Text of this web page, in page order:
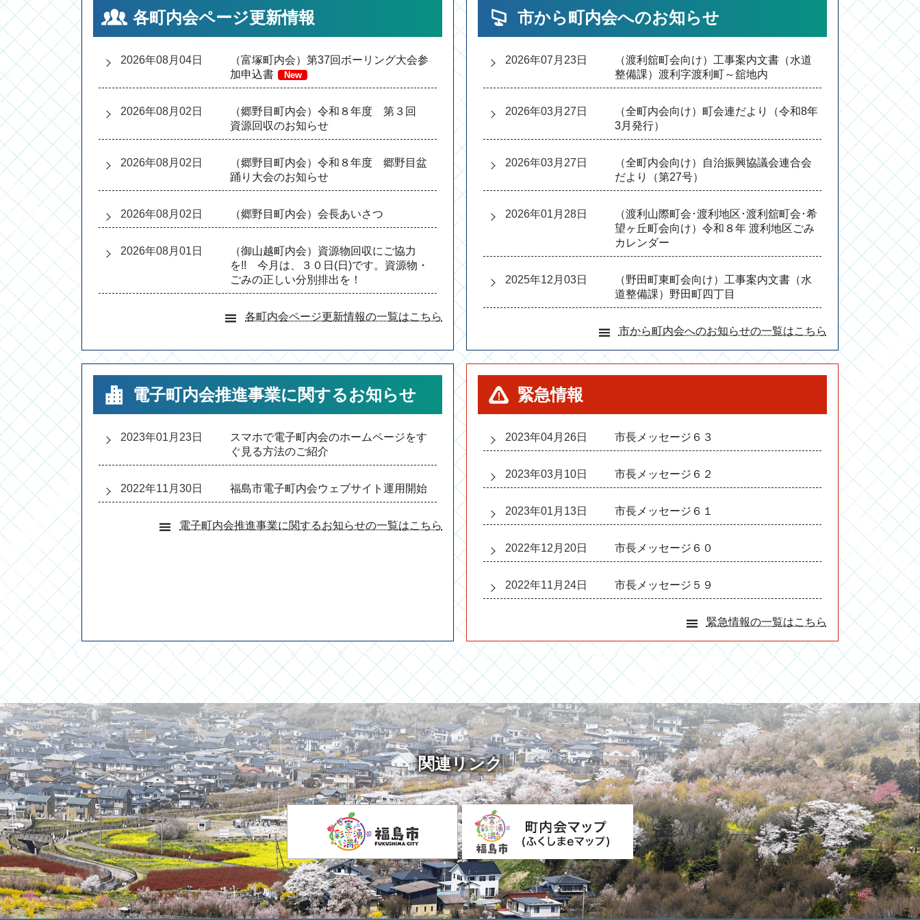
各町内会ページ更新情報
2026年08月04日
（富塚町内会）第37回ボーリング大会参
加申込書
New
2026年08月02日
（郷野目町内会）令和８年度 第３回
資源回収のお知らせ
2026年08月02日
（郷野目町内会）令和８年度 郷野目盆
踊り大会のお知らせ
2026年08月02日 （郷野目町内会）会長あいさつ
2026年08月01日
（御山越町内会）資源物回収にご協力
を!! 今月は、３０日(日)です。資源物・
ごみの正しい分別排出を！
各町内会ページ更新情報の一覧はこちら
市から町内会へのお知らせ
2026年07月23日 （渡利舘町会向け）工事案内文書（水道
整備課）渡利字渡利町～舘地内
2026年03月27日 （全町内会向け）町会連だより（令和8年
3月発行）
2026年03月27日 （全町内会向け）自治振興協議会連合会
だより（第27号）
2026年01月28日 （渡利山際町会 ･渡利地区 ･渡利舘町会 ･希
望ヶ丘町会向け）令和８年 渡利地区ごみ
カレンダー
2025年12月03日 （野田町東町会向け）工事案内文書（水
道整備課）野田町四丁目
市から町内会へのお知らせの一覧はこちら
電子町内会推進事業に関するお知らせ
2023年01月23日
スマホで電子町内会のホームページをす
ぐ見る方法のご紹介
2022年11月30日 福島市電子町内会ウェブサイト運用開始
電子町内会推進事業に関するお知らせの一覧はこちら
緊急情報
2023年04月26日 市長メッセージ６３
2023年03月10日 市長メッセージ６２
2023年01月13日 市長メッセージ６１
2022年12月20日 市長メッセージ６０
2022年11月24日 市長メッセージ５９
緊急情報の一覧はこちら
関連リンク